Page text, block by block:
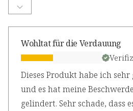
Wohltat für die Verdauung
Dieses Produkt habe ich
und es hat meine
gelindert. Sehr schade, dass